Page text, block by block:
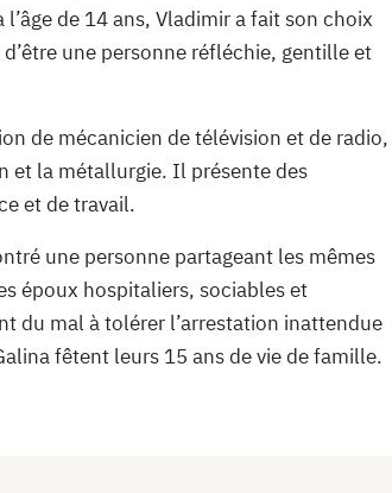
de 14 ans, Vladimir a fait son choix
une personne réfléchie, gentille et
de mécanicien de télévision et de radio,
et la métallurgie. Il présente des
et de travail.
une personne partageant les mêmes
époux hospitaliers, sociables et
du mal à tolérer l’arrestation inattendue
fêtent leurs 15 ans de vie de famille.